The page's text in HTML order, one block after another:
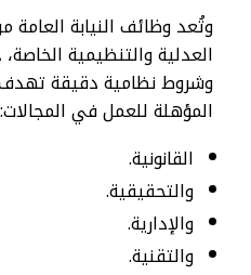
وتُعد وظائف النيابة
العدلية والتنظيمية
وشروط نظامية دقيقة تهدف
المؤهلة للعمل في المجالات:
القانونية.
والتحقيقية.
والإدارية.
والتقنية.